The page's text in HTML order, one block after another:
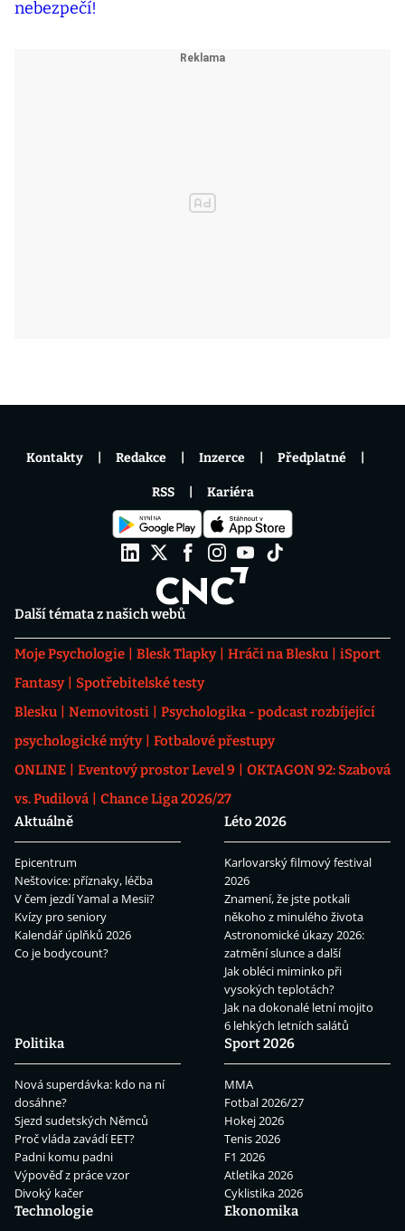
Další témata z našich webů
Moje Psychologie Blesk Tlapky Hráči na Blesku
iSport
Fantasy
Spotřebitelské testy
Blesku
Nemovitosti
Psychologika - podcast rozbíjející
psychologické mýty
Fotbalové přestupy
ONLINE
Eventový prostor Level 9
OKTAGON 92: Szabová
vs. Pudilová
Chance Liga 2026/27
Aktuálně
Epicentrum
Neštovice: příznaky, léčba
V čem jezdí Yamal a Mesii?
Kvízy pro seniory
Kalendář úplňků 2026
Co je bodycount?
Léto 2026
Karlovarský filmový festival
2026
Znamení, že jste potkali
někoho z minulého života
Astronomické úkazy 2026:
zatmění slunce a další
Jak obléci miminko při
vysokých teplotách?
Jak na dokonalé letní mojito
6 lehkých letních salátů
Politika
Nová superdávka: kdo na ní
dosáhne?
Sjezd sudetských Němců
Proč vláda zavádí EET?
Padni komu padni
Výpověď z práce vzor
Divoký kačer
Sport 2026
MMA
Fotbal 2026/27
Hokej 2026
Tenis 2026
F1 2026
Atletika 2026
Cyklistika 2026
Technologie
Ekonomika
Kontakty Redakce Inzerce Předplatné
RSS Kariéra